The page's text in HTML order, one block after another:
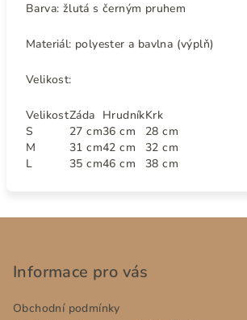
Barva: žlutá s černým pruhem
Materiál: polyester a bavlna (výplň)
Velikost:
VelikostZáda HrudníkKrk
S
27 cm36 cm
28 cm
M
31 cm42 cm
32 cm
L
35 cm46 cm 38 cm
Informace pro vás
Obchodní podmínky